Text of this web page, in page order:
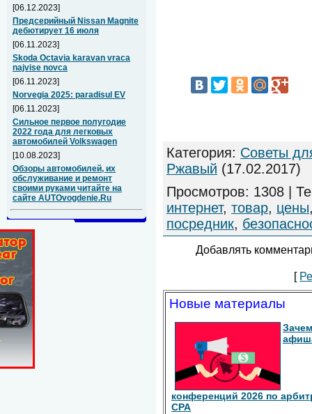
[06.12.2023]
Предсерийный Nissan Magnite
дебютирует 16 июля
[06.11.2023]
Skoda Octavia karavan vraca
najvise novca
[06.11.2023]
Norvegia 2025: paradisul EV
[06.11.2023]
Сильное первое полугодие
2022 года для легковых
автомобилей Volkswagen
[10.08.2023]
Обзоры автомобилей, их
обслуживание и ремонт
своими руками читайте на
сайте AUTOvogdenie.Ru
Категория: Советы
Ржавый (17.02.2017)
Просмотров: 1308 |
интернет, товар, цены
посредник,
Добавлять
[
Новые материалы
конференций 2026 по
СРА